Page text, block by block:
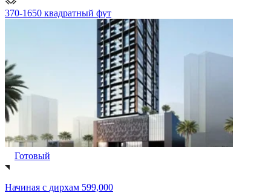
370-1650 квадратный фут
Готовый
Начиная с дирхам 599,000